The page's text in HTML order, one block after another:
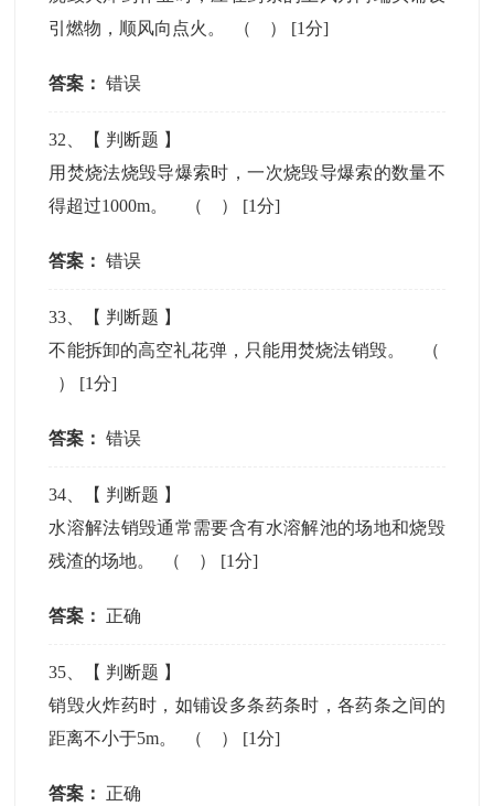
引燃物，顺风向点火。 （ ） [1分]
答案： 错误
32 、【 判断题 】
用焚烧法烧毁导爆索时，一次烧毁导爆索的数量不
得超过1000m。 （ ） [1分]
答案： 错误
33 、【 判断题 】
不能拆卸的高空礼花弹，只能用焚烧法销毁。 （
） [1分]
答案： 错误
34 、【 判断题 】
水溶解法销毁通常需要含有水溶解池的场地和烧毁
残渣的场地。 （ ） [1分]
答案： 正确
35 、【 判断题 】
销毁火炸药时，如铺设多条药条时，各药条之间的
距离不小于5m。 （ ） [1分]
答案： 正确